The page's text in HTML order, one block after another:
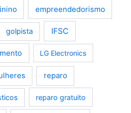
empreendedorismo
golpista IFSC
LG Electronics
reparo
reparo gratuito